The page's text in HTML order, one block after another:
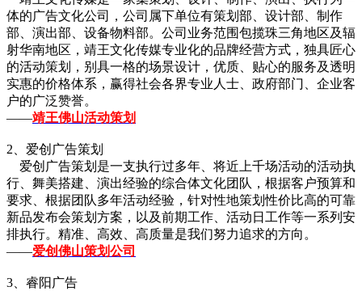
体的广告文化公司，公司属下单位有策划部、设计部、制作
部、演出部、设备物料部。公司业务范围包揽珠三角地区及辐
射华南地区，靖王文化传媒专业化的品牌经营方式，独具匠心
的活动策划，别具一格的场景设计，优质、贴心的服务及透明
实惠的价格体系，赢得社会各界专业人士、政府部门、企业客
户的广泛赞誉。
——靖王佛山活动策划
2、爱创广告策划
爱创广告策划是一支执行过多年、将近上千场活动的活动执
行、舞美搭建、演出经验的综合体文化团队，根据客户预算和
要求、根据团队多年活动经验，针对性地策划性价比高的可靠
新品发布会策划方案，以及前期工作、活动日工作等一系列安
排执行。精准、高效、高质量是我们努力追求的方向。
——爱创佛山策划公司
3、睿阳广告